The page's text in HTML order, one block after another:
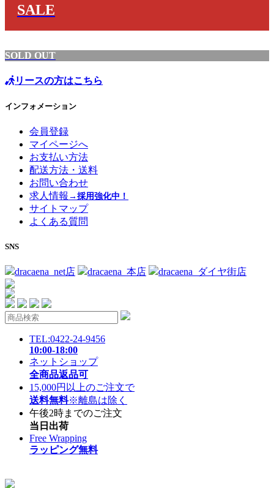
SALE
SOLD OUT
リースの方はこちら
インフォメーション
会員登録
マイページへ
お支払い方法
配送方法・送料
お問い合わせ
求人情報 →採用強化中！
サイトマップ
よくある質問
SNS
dracaena_net店 dracaena_本店 dracaena_ダイヤ街店
TEL:0422-24-9456
10:00-18:00
ネットショップ
全商品返品可
15,000円以上のご注文で
送料無料※離島は除く
午後2時までのご注文
当日出荷
Free Wrapping
ラッピング無料